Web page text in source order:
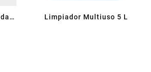
Limpiador Multiuso 5 L